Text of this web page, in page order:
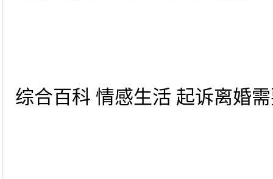
综合百科 情感生活 起诉离婚